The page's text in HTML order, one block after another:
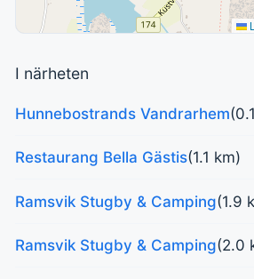
I närheten
Hunnebostrands Vandrarhem
Restaurang Bella Gästis(1.1 km)
Ramsvik Stugby & Camping(1.9
Ramsvik Stugby & Camping(2.0